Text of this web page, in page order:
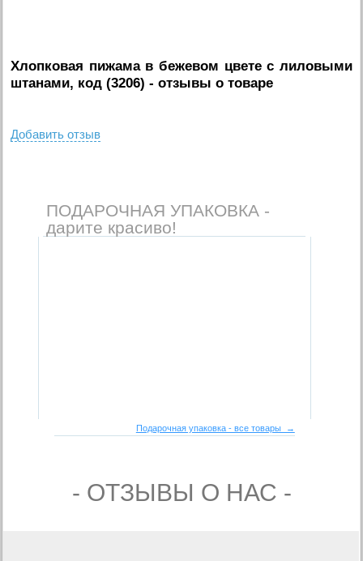
Хлопковая пижама в бежевом цвете c лиловыми
штанами, код (3206) - отзывы о товаре
Добавить отзыв
ПОДАРОЧНАЯ УПАКОВКА -
дарите красиво!
Подарочная упаковка - все товары →
- ОТЗЫВЫ О НАС -